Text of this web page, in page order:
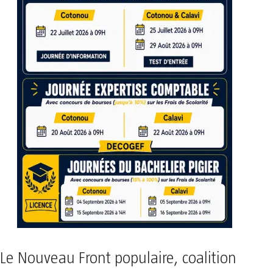
Le Nouveau Front populaire, coalition